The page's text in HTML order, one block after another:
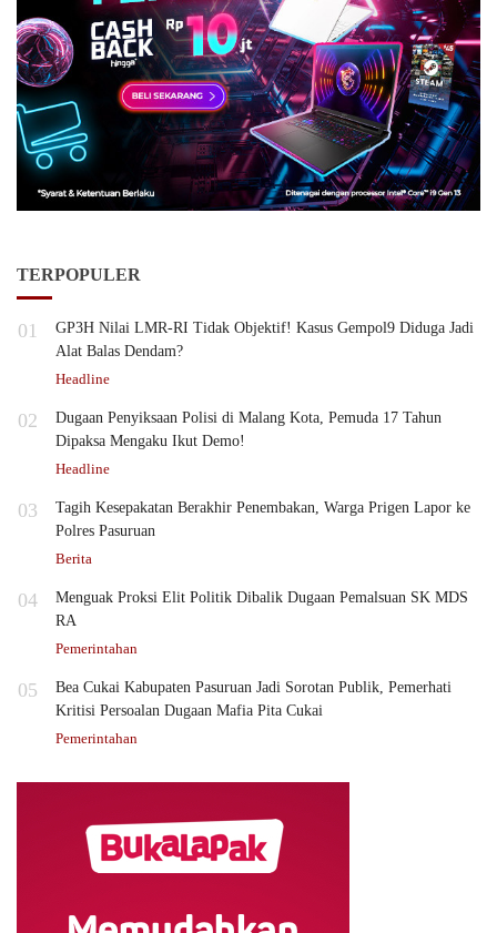
TERPOPULER
01
GP3H Nilai LMR-RI Tidak Objektif! Kasus Gempol9 Diduga Jadi
Alat Balas Dendam?
Headline
02
Dugaan Penyiksaan Polisi di Malang Kota, Pemuda 17 Tahun
Dipaksa Mengaku Ikut Demo!
Headline
03
Tagih Kesepakatan Berakhir Penembakan, Warga Prigen Lapor ke
Polres Pasuruan
Berita
04
Menguak Proksi Elit Politik Dibalik Dugaan Pemalsuan SK MDS
RA
Pemerintahan
05
Bea Cukai Kabupaten Pasuruan Jadi Sorotan Publik, Pemerhati
Kritisi Persoalan Dugaan Mafia Pita Cukai
Pemerintahan